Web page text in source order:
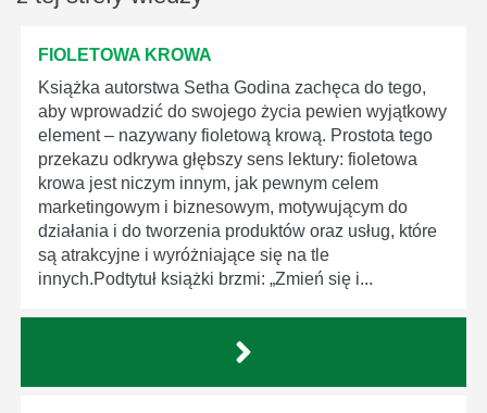
FIOLETOWA KROWA
Książka autorstwa Setha Godina zachęca do tego,
aby wprowadzić do swojego życia pewien wyjątkowy
element – nazywany fioletową krową. Prostota tego
przekazu odkrywa głębszy sens lektury: fioletowa
krowa jest niczym innym, jak pewnym celem
marketingowym i biznesowym, motywującym do
działania i do tworzenia produktów oraz usług, które
są atrakcyjne i wyróżniające się na tle
innych.Podtytuł książki brzmi: „Zmień się i...